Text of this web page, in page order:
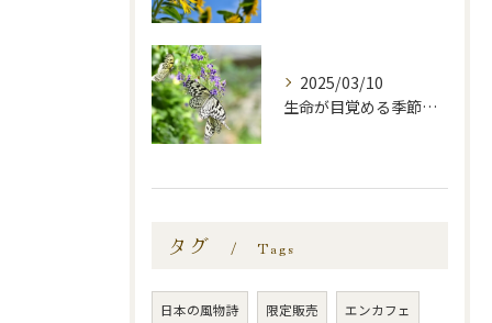
2025/03/10
生命が目覚める季節—啓蟄—
タグ Tags
日本の風物詩 限定販売 エンカフェ